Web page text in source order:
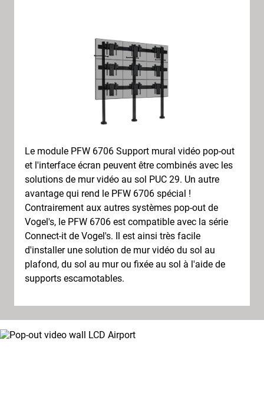
Le module PFW 6706 Support mural vidéo pop-out
et l'interface écran peuvent être combinés avec les
solutions de mur vidéo au sol PUC 29. Un autre
avantage qui rend le PFW 6706 spécial !
Contrairement aux autres systèmes pop-out de
Vogel's, le PFW 6706 est compatible avec la série
Connect-it de Vogel's. Il est ainsi très facile
d'installer une solution de mur vidéo du sol au
plafond, du sol au mur ou fixée au sol à l'aide de
supports escamotables.